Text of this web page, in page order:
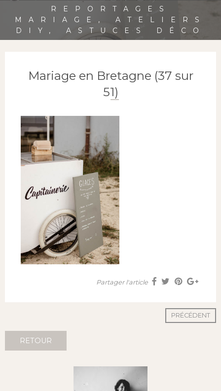
REPORTAGES
MARIAGE, ATELIERS
DIY, ASTUCES DÉCO
Mariage en Bretagne (37 sur
51)
Partager l'article
PRÉCÉDENT
RETOUR